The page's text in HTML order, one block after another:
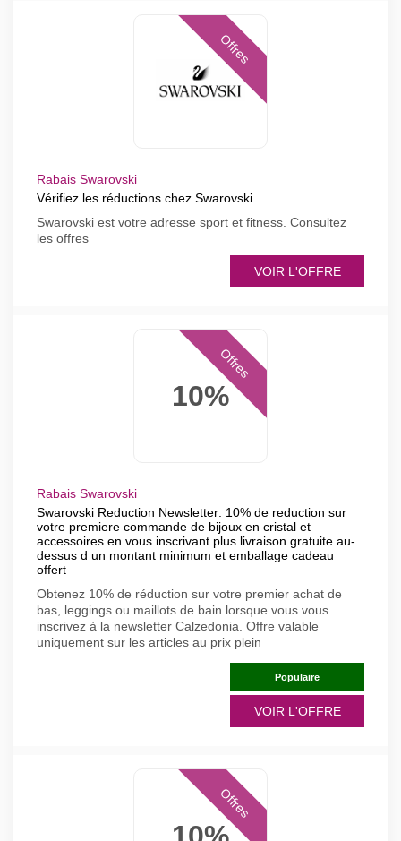
Offres
Rabais Swarovski
Vérifiez les réductions chez Swarovski
Swarovski est votre adresse sport et fitness. Consultez
les offres
VOIR L'OFFRE
10%
Offres
Rabais Swarovski
Swarovski Reduction Newsletter: 10% de reduction sur
votre premiere commande de bijoux en cristal et
accessoires en vous inscrivant plus livraison gratuite au-
dessus d un montant minimum et emballage cadeau
offert
Obtenez 10% de réduction sur votre premier achat de
bas, leggings ou maillots de bain lorsque vous vous
inscrivez à la newsletter Calzedonia. Offre valable
uniquement sur les articles au prix plein
Populaire
VOIR L'OFFRE
Offres